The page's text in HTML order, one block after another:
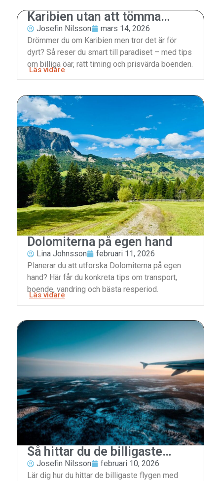
Karibien utan att tömma
plånboken
Josefin Nilsson
mars 14, 2026
Drömmer du om Karibien men tror det är för
dyrt? Så reser du smart till paradiset – med tips
om billiga öar, rätt timing och prisvärda boenden.
Läs vidare
Dolomiterna på egen hand
Lina Johnsson
februari 11, 2026
Planerar du att utforska Dolomiterna på egen
hand? Här får du konkreta tips om transport,
boende, vandring och bästa resperiod.
Läs vidare
Så hittar du de billigaste
flygen
Josefin Nilsson
februari 10, 2026
Lär dig hur du hittar de billigaste flygen med